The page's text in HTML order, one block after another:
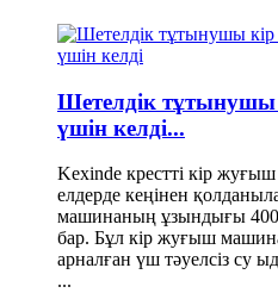
Шетелдік тұтынушы
үшін келді...
Kexinde крестті кір
елдерде кеңінен
машинаның ұзындығы
бар. Бұл кір жуғыш
арналған үш тәуелсіз су
...